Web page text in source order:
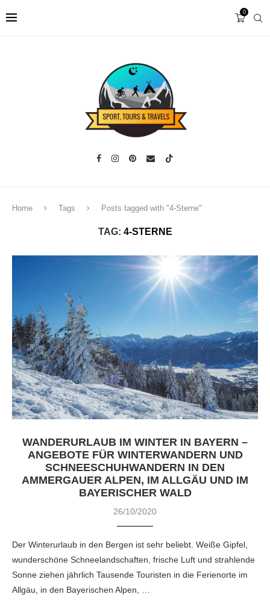
0
Home Tags Posts tagged with "4-Sterne"
TAG: 4-STERNE
WANDERURLAUB IM WINTER IN BAYERN –
ANGEBOTE FÜR WINTERWANDERN UND
SCHNEESCHUHWANDERN IN DEN
AMMERGAUER ALPEN, IM ALLGÄU UND IM
BAYERISCHER WALD
26/10/2020
Der Winterurlaub in den Bergen ist sehr beliebt. Weiße Gipfel,
wunderschöne Schneelandschaften, frische Luft und strahlende
Sonne ziehen jährlich Tausende Touristen in die Ferienorte im
Allgäu, in den Bayerischen Alpen, …